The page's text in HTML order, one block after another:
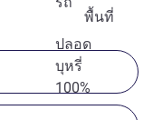
พื้นที่
ปลอด
บุหรี่
100%